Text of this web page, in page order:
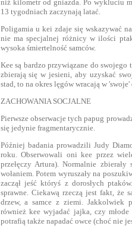
niż kilometr od gniazda. Po wykluciu
13 tygodniach zaczynają latać.
Poligamia u kei zdaje się wskazywać
nie ma specjalnej różnicy w ilości
wysoka śmiertelność samców.
Kee są bardzo przywiązane do
zbierają się w jesieni, aby uzyskać
stad, to na okres lęgów wracają w
ZACHOWANIA SOCJALNE
Pierwsze obserwacje tych papug
się jedynie fragmentarycznie.
Później badania prowadzili Judy
roku. Obserwowali oni kee przez
przełęczy Artura). Normalnie
wołaniem. Potem wyruszały na
zaczął jeść któryś z dorosłych
sprawne. Ciekawą rzeczą jest fakt, że
drzew, a samce z ziemi. Jakkolwiek
również kee wyjadać jajka, czy
potrafią także napadać owce (choć nie